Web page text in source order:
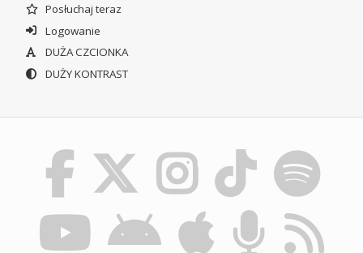
Posłuchaj teraz
Logowanie
DUŻA CZCIONKA
DUŻY KONTRAST